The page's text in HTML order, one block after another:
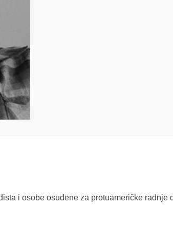
i osobe osuđene za protuameričke radnje